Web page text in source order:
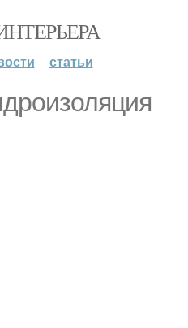
статьи